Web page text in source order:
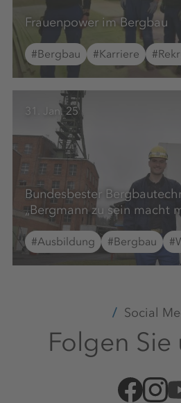
Frauenpower im Bergbau
#Bergbau #Karriere
31. Jan. 25
Bundesbester
„Bergmann zu sein macht
#Ausbildung #Bergbau
Social
Folgen Sie